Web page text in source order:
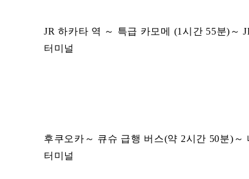
JR 하카타 역 ～ 특급 카모메 (1시간 55분)～
터미널
후쿠오카～ 큐슈 급행 버스(약 2시간 50분)
터미널